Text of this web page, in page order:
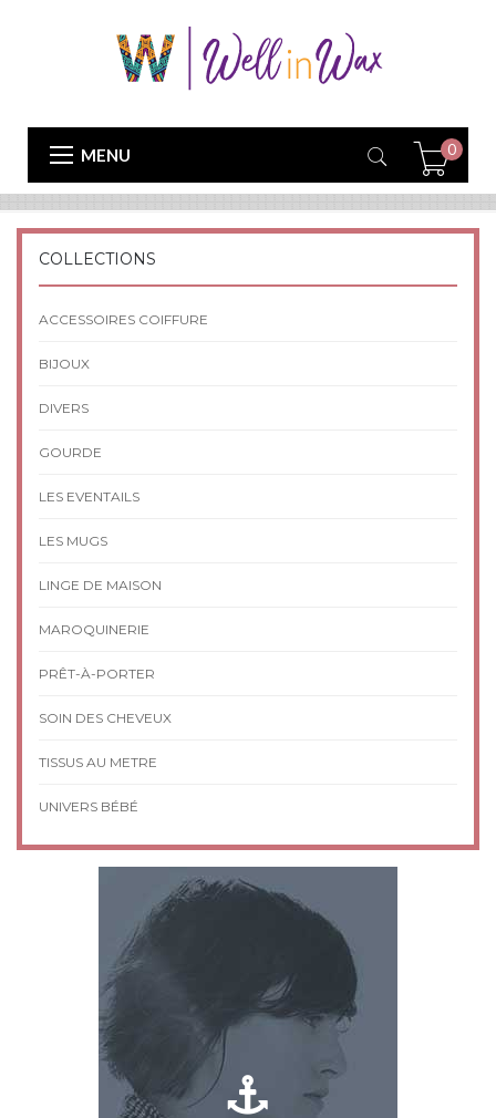
MENU 0
COLLECTIONS
ACCESSOIRES COIFFURE
BIJOUX
DIVERS
GOURDE
LES EVENTAILS
LES MUGS
LINGE DE MAISON
MAROQUINERIE
PRÊT-À-PORTER
SOIN DES CHEVEUX
TISSUS AU METRE
UNIVERS BÉBÉ